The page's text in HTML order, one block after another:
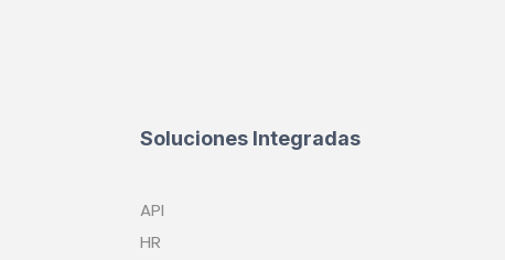
Soluciones Integradas
API
HR